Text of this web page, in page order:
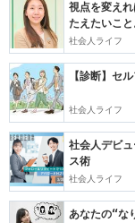
視点を変え
たえたいこと
社会人ライフ
【診断】セ
社会人ライフ
社会人デビ
ス術
社会人ライフ
あなたの“な